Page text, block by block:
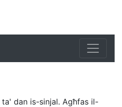
dan is-sinjal. Agħfas il-